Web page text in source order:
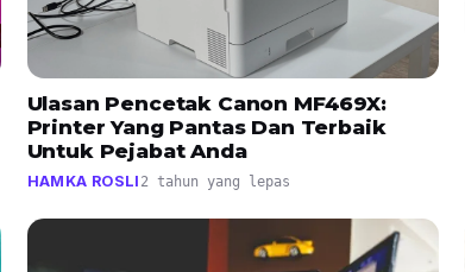
Ulasan Pencetak Canon MF469X:
Printer Yang Pantas Dan Terbaik
Untuk Pejabat Anda
HAMKA ROSLI 2 tahun yang lepas